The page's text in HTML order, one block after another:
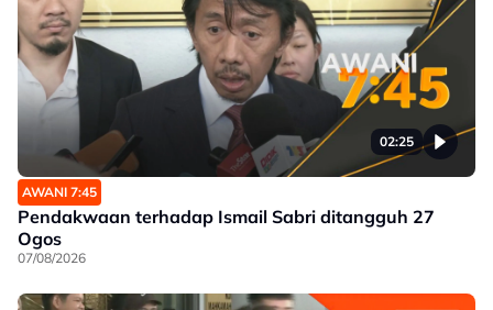
02:25
AWANI 7:45
Pendakwaan terhadap Ismail Sabri ditangguh 27
Ogos
07/08/2026